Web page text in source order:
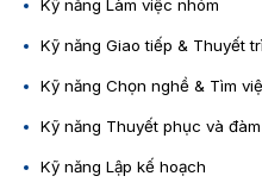
Kỹ năng Làm việc nhóm
Kỹ năng Giao tiếp & Thuyết
Kỹ năng Chọn nghề & Tìm
Kỹ năng Thuyết phục và
Kỹ năng Lập kế hoạch